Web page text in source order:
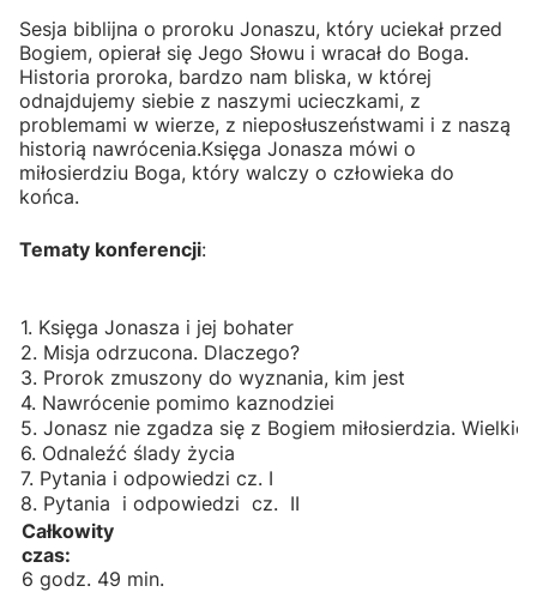
Sesja biblijna o proroku Jonaszu, który uciekał przed
Bogiem, opierał się Jego Słowu i wracał do Boga.
Historia proroka, bardzo nam bliska, w której
odnajdujemy siebie z naszymi ucieczkami, z
problemami w wierze, z nieposłuszeństwami i z naszą
historią nawrócenia.Księga Jonasza mówi o
miłosierdziu Boga, który walczy o człowieka do
końca.
Tematy konferencji:
1. Księga Jonasza i jej bohater
2. Misja odrzucona. Dlaczego?
3. Prorok zmuszony do wyznania, kim jest
4. Nawrócenie pomimo kaznodziei
5. Jonasz nie zgadza się z Bogiem miłosierdzia. Wielkie
6. Odnaleźć ślady życia
7. Pytania i odpowiedzi cz. I
8. Pytania i odpowiedzi cz. II
Całkowity
czas:
6 godz. 49 min.